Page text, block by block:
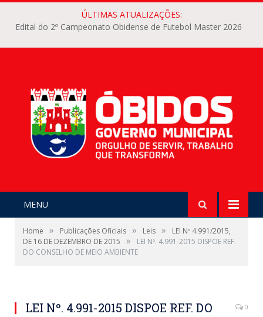
ÚLTIMAS ATUALIZAÇÕES:
Edital do 2º Campeonato Obidense de Futebol Master 2026
MENU
Home » Publicações Oficiais » Leis »
LEI Nº 4.991/2015,
DE 16 DE DEZEMBRO DE 2015
»
LEI Nº. 4.991-2015 DISPOE REF.
DO CONSELHO DE MEIO AMBIENTE
LEI Nº. 4.991-2015 DISPOE REF. DO
0